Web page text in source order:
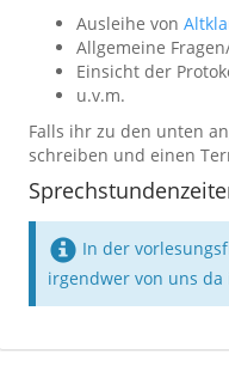
Ausleihe von
Allgemeine
Einsicht der
u.v.m.
Falls ihr zu den unten
schreiben und einen
In der
irgendwer von uns